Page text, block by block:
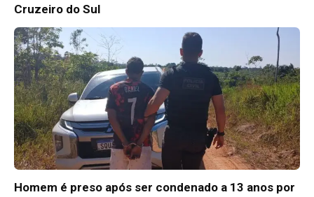
Cruzeiro do Sul
Homem é preso após ser condenado a 13 anos por